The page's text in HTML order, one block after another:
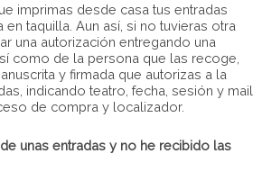
imprimas desde casa tus entradas
taquilla. Aun así, si no tuvieras otra
una autorización entregando una
como de la persona que las recoge,
y firmada que autorizas a la
indicando teatro, fecha, sesión y mail
de compra y localizador.
unas entradas y no he recibido las